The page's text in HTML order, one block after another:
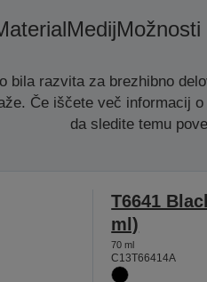
Medij
bila razvita za brezhibno
Če iščete več informacij
da sledite temu
T6641
ml)
70 ml
C13T66414A